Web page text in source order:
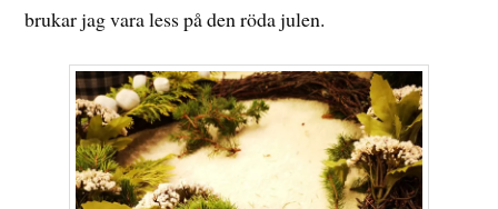
brukar jag vara less på den röda julen.